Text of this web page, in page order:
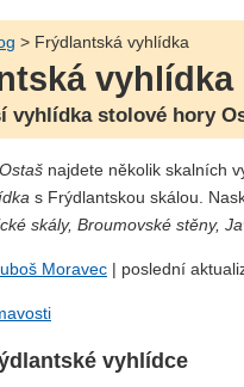
> Frýdlantská vyhlídka
vyhlídka
vyhlídka stolové hory
Ostaš najdete několik skalních
s Frýdlantskou skálou.
skály, Broumovské stěny,
Moravec | poslední
vyhlídce